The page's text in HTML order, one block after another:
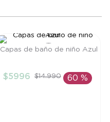
Capas de baño de niño Azul
$5996 $14.990 60 %